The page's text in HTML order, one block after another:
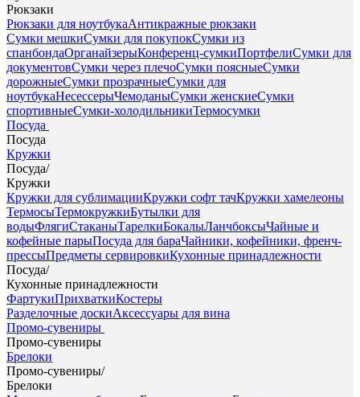
Рюкзаки
Рюкзаки для ноутбукаАнтикражные рюкзаки
Сумки мешкиСумки для покупокСумки из
спанбондаОрганайзерыКонференц-сумкиПортфелиСумки для
документовСумки через плечоСумки поясныеСумки
дорожныеСумки прозрачныеСумки для
ноутбукаНесессерыЧемоданыСумки женскиеСумки
спортивныеСумки-холодильникиТермосумки
Посуда
Посуда
Кружки
Посуда/
Кружки
Кружки для сублимацииКружки софт тачКружки хамелеоны
ТермосыТермокружкиБутылки для
водыФлягиСтаканыТарелкиБокалыЛанчбоксыЧайные и
кофейные парыПосуда для бараЧайники, кофейники, френч-
прессыПредметы сервировкиКухонные принадлежности
Посуда/
Кухонные принадлежности
ФартукиПрихваткиКостеры
Разделочные доскиАксессуары для вина
Промо-сувениры
Промо-сувениры
Брелоки
Промо-сувениры/
Брелоки